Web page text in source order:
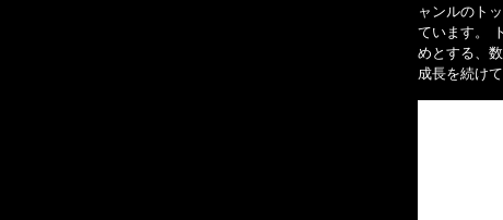
ャンルのト
ています。
めとする、
成長を続けて